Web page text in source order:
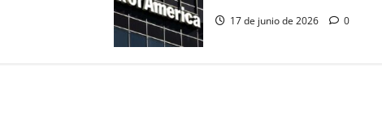
17 de junio de 2026 0